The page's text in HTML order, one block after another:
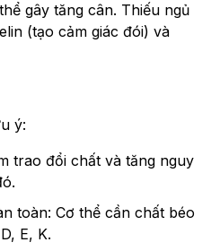
gây tăng cân. Thiếu ngủ
(tạo cảm giác đói) và
ý:
trao đổi chất và tăng nguy
toàn: Cơ thể cần chất béo
E, K.